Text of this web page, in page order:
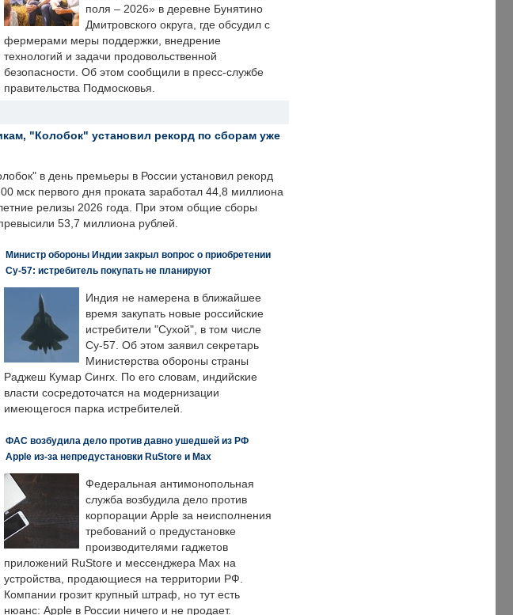
поля – 2026» в деревне Бунятино
Дмитровского округа, где обсудил с
фермерами меры поддержки, внедрение
технологий и задачи продовольственной
безопасности. Об этом сообщили в пресс-службе
правительства Подмосковья.
"Колобок" установил рекорд по сборам уже
в день премьеры в России установил рекорд
мск первого дня проката заработал 44,8 миллиона
релизы 2026 года. При этом общие сборы
53,7 миллиона рублей.
Министр обороны Индии закрыл вопрос о приобретении
Су-57: истребитель покупать не планируют
Индия не намерена в ближайшее
время закупать новые российские
истребители "Сухой", в том числе
Су-57. Об этом заявил секретарь
Министерства обороны страны
Раджеш Кумар Сингх. По его словам, индийские
власти сосредоточатся на модернизации
имеющегося парка истребителей.
ФАС возбудила дело против давно ушедшей из РФ
Apple из-за непредустановки RuStore и Max
Федеральная антимонопольная
служба возбудила дело против
корпорации Apple за неисполнения
требований о предустановке
производителями гаджетов
приложений RuStore и мессенджера Max на
устройства, продающиеся на территории РФ.
Компании грозит крупный штраф, но тут есть
нюанс: Apple в России ничего и не продает.